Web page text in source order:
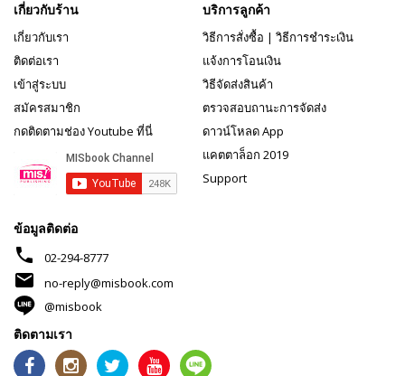
เกี่ยวกับร้าน
เกี่ยวกับเรา
ติดต่อเรา
เข้าสู่ระบบ
สมัครสมาชิก
กดติดตามช่อง Youtube ที่นี่
บริการลูกค้า
วิธีการสั่งซื้อ | วิธีการชำระเงิน
แจ้งการโอนเงิน
วิธีจัดส่งสินค้า
ตรวจสอบถานะการจัดส่ง
ดาวน์โหลด App
แคตตาล็อก 2019
Support
ข้อมูลติดต่อ
phone 02-294-8777
mail
no-reply@misbook.com
@misbook
ติดตามเรา